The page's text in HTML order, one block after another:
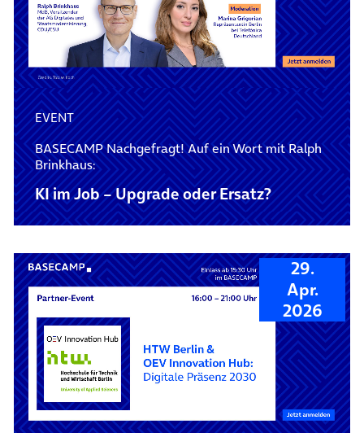
EVENT
BASECAMP Nachgefragt! Auf ein Wort mit Ralph
Brinkhaus:
KI im Job – Upgrade oder Ersatz?
29.
Apr.
2026